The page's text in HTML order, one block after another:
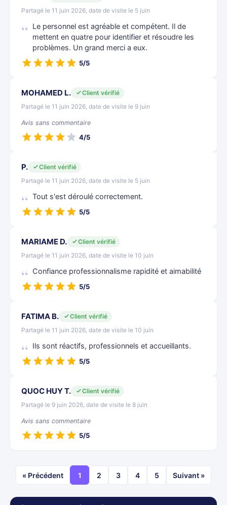
Partagé le 11 juin 2026, date de visite le 5 juin
Le personnel est agréable et compétent. Il de
mettent en quatre pour identifier et résoudre les
problèmes. Un grand merci a eux.
5/5
MOHAMED L.
Client vérifié
Partagé le 11 juin 2026, date de visite le 9 juin
Avis sans commentaire
4/5
P.
Client vérifié
Partagé le 11 juin 2026, date de visite le 5 juin
Tout s'est déroulé correctement.
5/5
MARIAME D.
Client vérifié
Partagé le 11 juin 2026, date de visite le 10 juin
Confiance professionnalisme rapidité et aimabilité
5/5
FATIMA B.
Client vérifié
Partagé le 11 juin 2026, date de visite le 10 juin
Ils sont réactifs, professionnels et accueillants.
5/5
QUOC HUY T.
Client vérifié
Partagé le 9 juin 2026, date de visite le 8 juin
Avis sans commentaire
5/5
« Précédent 1 2 3 4 5 Suivant »